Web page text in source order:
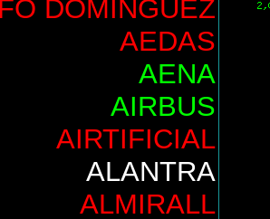
DOMINGUEZ
AEDAS
AENA
AIRBUS
AIRTIFICIAL
ALANTRA
ALMIRALL